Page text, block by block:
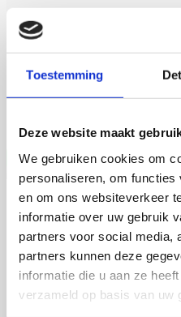
Toestemming
Deze website maakt
We gebruiken cookies om
personaliseren, om
en om ons websiteverkeer
informatie over uw gebruik
partners voor social media,
partners kunnen deze
informatie die u aan ze
verzameld op basis van uw
Simon Tiberi
Martijn de Roij
2 september 2026